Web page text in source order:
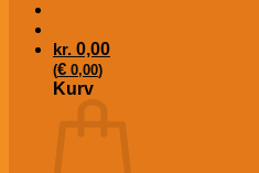
kr. 0,00
(€ 0,00)
Kurv